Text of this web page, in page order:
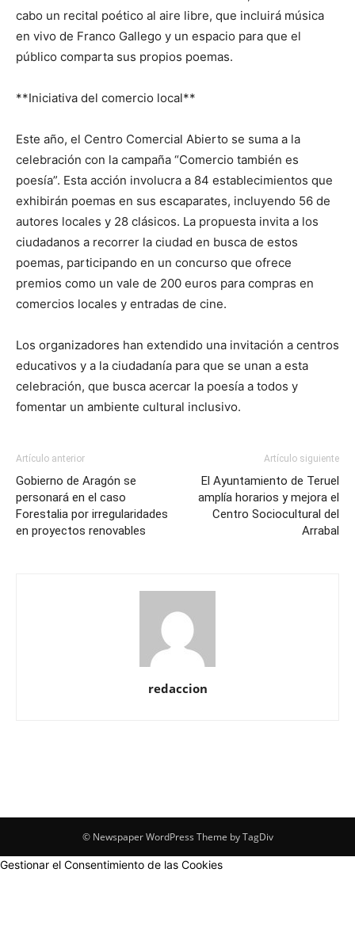
cabo un recital poético al aire libre, que incluirá música
en vivo de Franco Gallego y un espacio para que el
público comparta sus propios poemas.
**Iniciativa del comercio local**
Este año, el Centro Comercial Abierto se suma a la
celebración con la campaña “Comercio también es
poesía”. Esta acción involucra a 84 establecimientos que
exhibirán poemas en sus escaparates, incluyendo 56 de
autores locales y 28 clásicos. La propuesta invita a los
ciudadanos a recorrer la ciudad en busca de estos
poemas, participando en un concurso que ofrece
premios como un vale de 200 euros para compras en
comercios locales y entradas de cine.
Los organizadores han extendido una invitación a centros
educativos y a la ciudadanía para que se unan a esta
celebración, que busca acercar la poesía a todos y
fomentar un ambiente cultural inclusivo.
Artículo anterior
Gobierno de Aragón se
personará en el caso
Forestalia por irregularidades
en proyectos renovables
Artículo siguiente
El Ayuntamiento de Teruel
amplía horarios y mejora el
Centro Sociocultural del
Arrabal
redaccion
© Newspaper WordPress Theme by TagDiv
Gestionar el Consentimiento de las Cookies